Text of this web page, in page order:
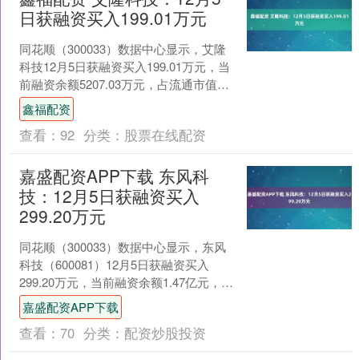
日获融资买入199.01万元
同花顺（300033）数据中心显示，艾隆
科技12月5日获融资买入199.01万元，当
前融资余额5207.03万元，占流通市值的
3.00%，超过历史50%分位水平....
鑫福配资
查看： 92 分类： 股票在线配资
嘉盛配资APP下载 东风科
技：12月5日获融资买入
299.20万元
同花顺（300033）数据中心显示，东风
科技（600081）12月5日获融资买入
299.20万元，当前融资余额1.47亿元，占
流通市值的2.19%，超过历史70....
嘉盛配资APP下载
查看： 70 分类： 配资炒股投资